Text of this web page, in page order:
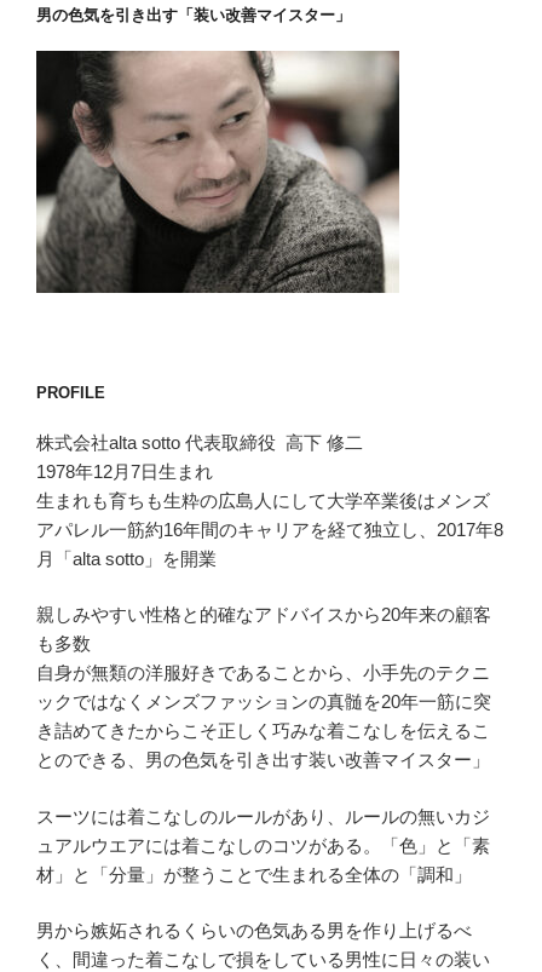
男の色気を引き出す「装い改善マイスター」
PROFILE
株式会社alta sotto 代表取締役 高下 修二
1978年12月7日生まれ
生まれも育ちも生粋の広島人にして大学卒業後はメンズ
アパレル一筋約16年間のキャリアを経て独立し、2017年8
月「alta sotto」を開業
親しみやすい性格と的確なアドバイスから20年来の顧客
も多数
自身が無類の洋服好きであることから、小手先のテクニ
ックではなくメンズファッションの真髄を20年一筋に突
き詰めてきたからこそ正しく巧みな着こなしを伝えるこ
とのできる、男の色気を引き出す装い改善マイスター」
スーツには着こなしのルールがあり、ルールの無いカジ
ュアルウエアには着こなしのコツがある。「色」と「素
材」と「分量」が整うことで生まれる全体の「調和」
男から嫉妬されるくらいの色気ある男を作り上げるべ
く、間違った着こなしで損をしている男性に日々の装い